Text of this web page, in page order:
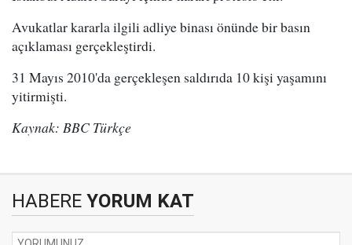
Avukatlar kararla ilgili adliye binası önünde bir basın
açıklaması gerçekleştirdi.
31 Mayıs 2010'da gerçekleşen saldırıda 10 kişi yaşamını
yitirmişti.
Kaynak: BBC Türkçe
HABERE YORUM KAT